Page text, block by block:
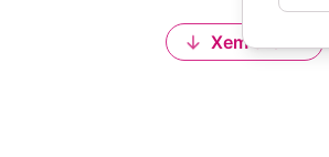
Xem thêm